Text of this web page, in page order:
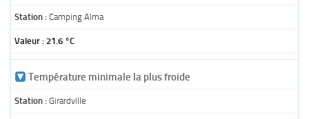
Camping Alma
21.6 °C
Température minimale la plus froide
Girardville